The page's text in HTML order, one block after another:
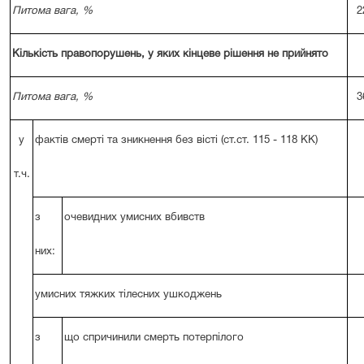
Питома вага, %
Кількість правопорушень, у яких кінцеве рішення не прийнято
Питома вага, %
у
т.ч.
фактів смерті та зникнення без вісті (ст.ст. 115 - 118 КК)
з
них:
очевидних умисних вбивств
умисних тяжких тілесних ушкоджень
з що спричинили смерть потерпілого